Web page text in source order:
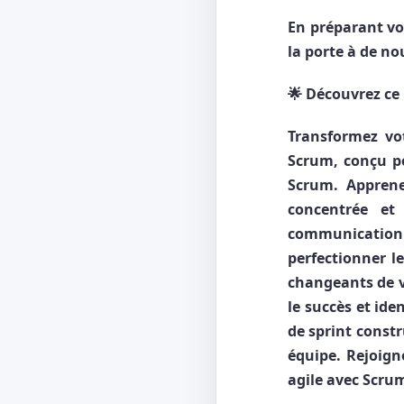
En préparant
la porte à de
🌟 Découvrez
Transformez
Scrum, conçu
Scrum.
concentrée
perfectionner
changeants de
le succès et
de sprint
équipe.
agile avec